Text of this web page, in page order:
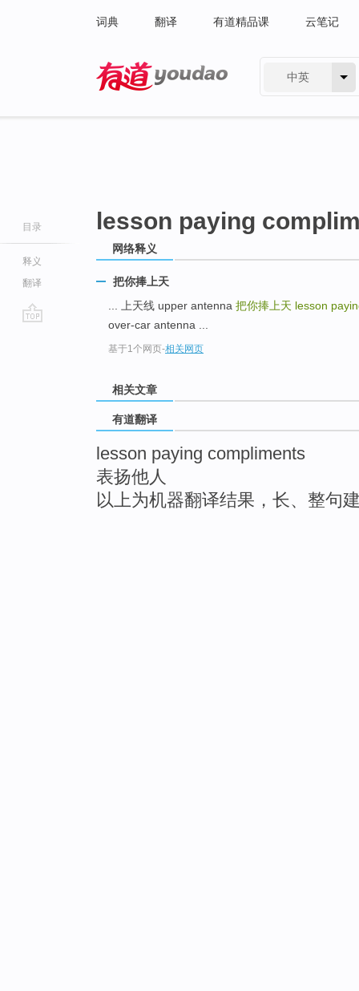
词典 翻译 有道精品课 云笔记
中英
目录
释义
翻译
lesson paying
网络释义
把你捧上天
... 上天线 upper antenna 把你捧上天 lesson
over-car antenna ...
基于1个网页-相关网页
相关文章
有道翻译
lesson paying compliments
表扬他人
以上为机器翻译结果，长、整句